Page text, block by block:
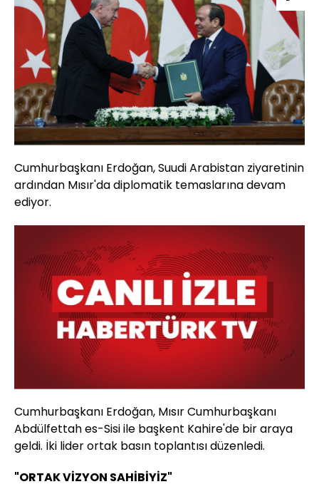
Cumhurbaşkanı Erdoğan, Suudi Arabistan ziyaretinin
ardından Mısır'da diplomatik temaslarına devam
ediyor.
Cumhurbaşkanı Erdoğan, Mısır Cumhurbaşkanı
Abdülfettah es-Sisi ile başkent Kahire'de bir araya
geldi. İki lider ortak basın toplantısı düzenledi.
"ORTAK VİZYON SAHİBİYİZ"